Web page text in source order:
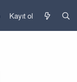
Kayıt ol